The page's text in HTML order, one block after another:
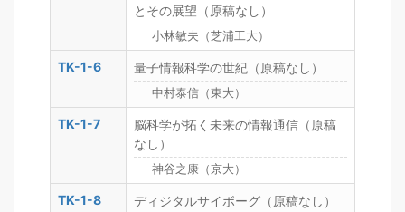
とその展望（原稿なし）
小林敏夫（芝浦工大）
TK-1-6 量子情報科学の世紀（原稿なし）
中村泰信（東大）
TK-1-7
脳科学が拓く未来の情報通信（原稿
なし）
神谷之康（京大）
TK-1-8 ディジタルサイボーグ（原稿なし）